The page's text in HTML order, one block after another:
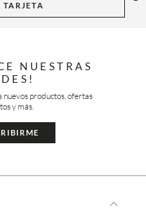
TARJETA
NUESTRAS
nuevos productos, ofertas
y más.